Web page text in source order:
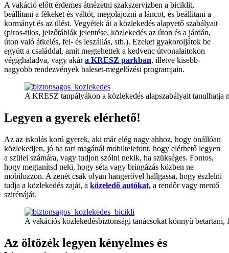
A vakáció előtt érdemes átnézetni szakszervizben a biciklit,
beállítani a fékeket és váltót, megolajozni a láncot, és beállítani a
kormányt és az ülést. Vegyétek át a közlekedés alapvető szabályait
(piros-tilos, jelzőtáblák jelentése, közlekedés az úton és a járdán,
úton való átkelés, fel- és leszállás, stb.). Ezeket gyakoroljátok be
együtt a családdal, amit megtehettek a kedvenc útvonalaitokon
végighaladva, vagy akára KRESZ parkban, illetve kisebb-
nagyobb rendezvények baleset-megelőzési programjain.
A KRESZ tanpályákon a közlekedés alapszabályait
Legyen a gyerek elérhető!
Az az iskolás korú gyerek, aki már elég nagy ahhoz, hogy önállóan
közlekedjen, jó ha tart magánál mobiltelefont, hogy elérhető legyen
a szülei számára, vagy tudjon szólni nekik, ha szükséges. Fontos,
hogy megtanítsd neki, hogy séta vagy bringázás közben ne
mobilozzon. A zenét csak olyan hangerővel hallgassa, hogy észlelni
tudja a közlekedés zaját, a közeledő autókat, a rendőr vagy mentő
szirénáját.
A vakációs közlekedésbiztonsági tanácsokat könnyű betartani,
Az öltözék legyen kényelmes és